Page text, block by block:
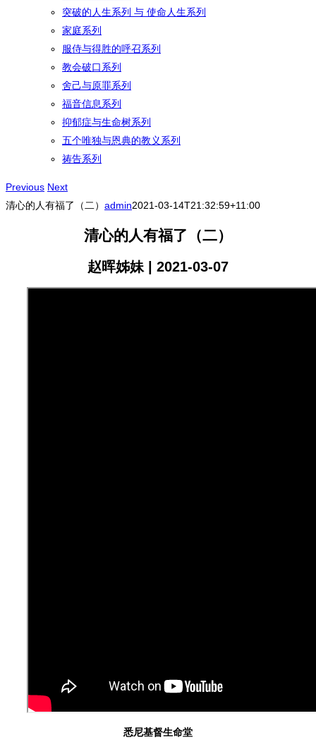
突破的人生系列 与 使命人生系列
家庭系列
服侍与得胜的呼召系列
教会破口系列
舍己与原罪系列
福音信息系列
抑郁症与生命树系列
五个唯独与恩典的教义系列
祷告系列
Previous Next
清心的人有福了（二） admin2021-03-14T21:32:59+11:00
清心的人有福了（二）
赵晖姊妹 | 2021-03-07
悉尼基督生命堂